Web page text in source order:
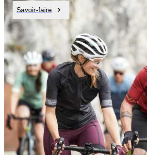
Savoir-faire